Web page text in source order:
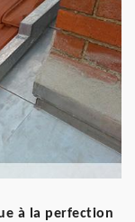
à la perfection